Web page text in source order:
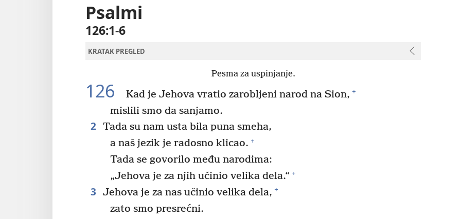
Psalmi
126:1-6
KRATAK PREGLED
Pesma za uspinjanje.
126 Kad je Jehova vratio zarobljeni narod na Sion, +
mislili smo da sanjamo.
2 Tada su nam usta bila puna smeha,
a naš jezik je radosno klicao. +
Tada se govorilo među narodima:
„Jehova je za njih učinio velika dela.“ +
3 Jehova je za nas učinio velika dela, +
zato smo presrećni.